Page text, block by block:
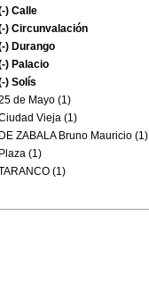
) Calle
) Circunvalación
) Durango
) Palacio
) Solís
de Mayo (1)
Vieja (1)
DE ZABALA Bruno Mauricio (1)
Plaza (1)
(1)